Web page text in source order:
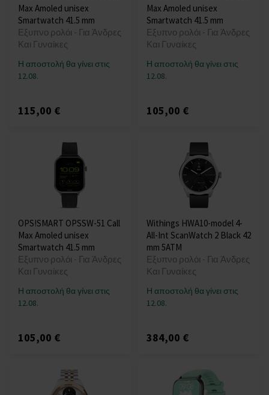
Max Amoled unisex
Smartwatch 41.5 mm
Εξυπνο ρολόι - Για Άνδρες
Και Γυναίκες
Η αποστολή θα γίνει στις
12.08.
115,00 €
Max Amoled unisex
Smartwatch 41.5 mm
Εξυπνο ρολόι - Για Άνδρες
Και Γυναίκες
Η αποστολή θα γίνει στις
12.08.
105,00 €
OPS!SMART OPSSW-51 Call
Max Amoled unisex
Smartwatch 41.5 mm
Εξυπνο ρολόι - Για Άνδρες
Και Γυναίκες
Η αποστολή θα γίνει στις
12.08.
105,00 €
Withings HWA10-model 4-
All-Int ScanWatch 2 Black 42
mm 5ATM
Εξυπνο ρολόι - Για Άνδρες
Και Γυναίκες
Η αποστολή θα γίνει στις
12.08.
384,00 €